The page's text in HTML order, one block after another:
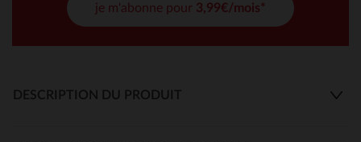
je m'abonne pour 3,99€/mois*
DESCRIPTION DU PRODUIT